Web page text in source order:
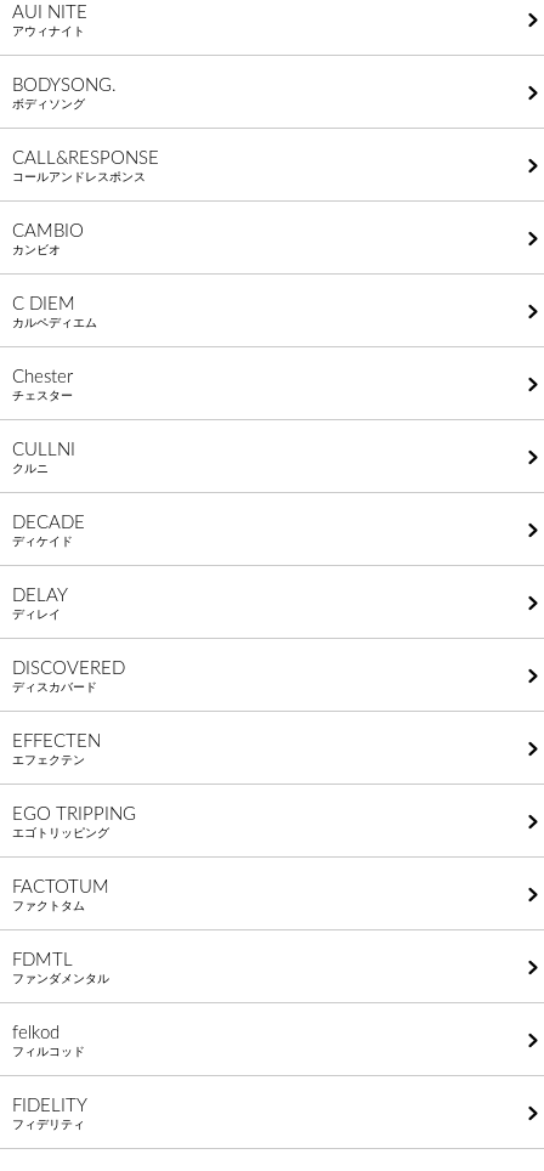
AUI NITE
アウィナイト
BODYSONG.
ボディソング
CALL&RESPONSE
コールアンドレスポンス
CAMBIO
カンビオ
C DIEM
カルペディエム
Chester
チェスター
CULLNI
クルニ
DECADE
ディケイド
DELAY
ディレイ
DISCOVERED
ディスカバード
EFFECTEN
エフェクテン
EGO TRIPPING
エゴトリッピング
FACTOTUM
ファクトタム
FDMTL
ファンダメンタル
felkod
フィルコッド
FIDELITY
フィデリティ